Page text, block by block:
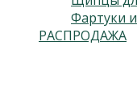
Фартуки
РАСПРОДАЖА